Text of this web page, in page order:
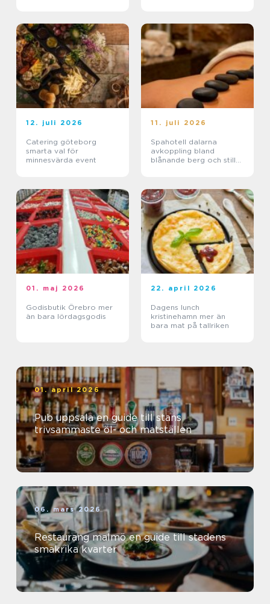
12. juli 2026
Catering göteborg
smarta val för
minnesvärda event
11. juli 2026
Spahotell dalarna
avkoppling bland
blånande berg och stilla
01. maj 2026
Godisbutik Örebro mer
än bara lördagsgodis
22. april 2026
Dagens lunch
kristinehamn mer än
bara mat på tallriken
01. april 2026
Pub uppsala en guide till stans
trivsammaste öl- och matställen
06. mars 2026
Restaurang malmö en guide till stadens
smakrika kvarter